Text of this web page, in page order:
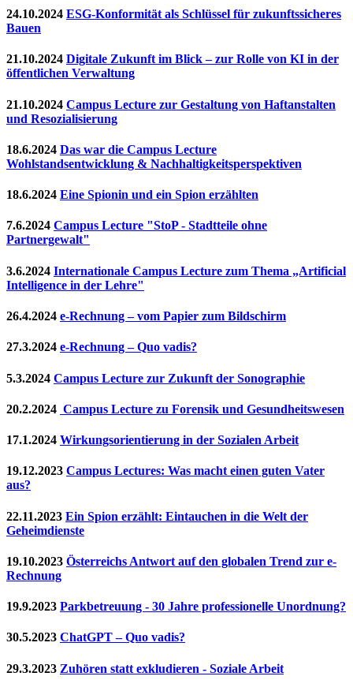
24.10.2024 ESG-Konformität als Schlüssel für zukunftssicheres
Bauen
21.10.2024 Digitale Zukunft im Blick – zur Rolle von KI in der
öffentlichen Verwaltung
21.10.2024 Campus Lecture zur Gestaltung von Haftanstalten
und Resozialisierung
18.6.2024 Das war die Campus Lecture
Wohlstandsentwicklung & Nachhaltigkeitsperspektiven
18.6.2024 Eine Spionin und ein Spion erzählten
7.6.2024 Campus Lecture "StoP - Stadtteile ohne
Partnergewalt"
3.6.2024 Internationale Campus Lecture zum Thema „Artificial
Intelligence in der Lehre"
26.4.2024 e-Rechnung – vom Papier zum Bildschirm
27.3.2024 e-Rechnung – Quo vadis?
5.3.2024 Campus Lecture zur Zukunft der Sonographie
20.2.2024 Campus Lecture zu Forensik und Gesundheitswesen
17.1.2024 Wirkungsorientierung in der Sozialen Arbeit
19.12.2023 Campus Lectures: Was macht einen guten Vater
aus?
22.11.2023 Ein Spion erzählt: Eintauchen in die Welt der
Geheimdienste
19.10.2023 Österreichs Antwort auf den globalen Trend zur e-
Rechnung
19.9.2023 Parkbetreuung - 30 Jahre professionelle Unordnung?
30.5.2023 ChatGPT – Quo vadis?
29.3.2023 Zuhören statt exkludieren - Soziale Arbeit